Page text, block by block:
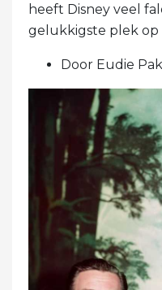
heeft Disney veel
gelukkigste plek op
Door Eudie